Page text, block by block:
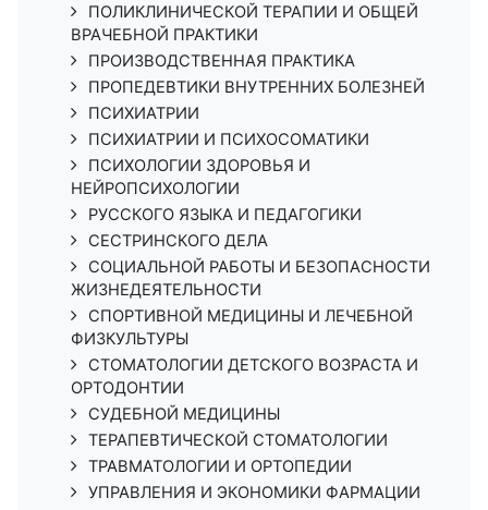
ПОЛИКЛИНИЧЕСКОЙ ТЕРАПИИ И ОБЩЕЙ
ВРАЧЕБНОЙ ПРАКТИКИ
ПРОИЗВОДСТВЕННАЯ ПРАКТИКА
ПРОПЕДЕВТИКИ ВНУТРЕННИХ БОЛЕЗНЕЙ
ПСИХИАТРИИ
ПСИХИАТРИИ И ПСИХОСОМАТИКИ
ПСИХОЛОГИИ ЗДОРОВЬЯ И
НЕЙРОПСИХОЛОГИИ
РУССКОГО ЯЗЫКА И ПЕДАГОГИКИ
СЕСТРИНСКОГО ДЕЛА
СОЦИАЛЬНОЙ РАБОТЫ И БЕЗОПАСНОСТИ
ЖИЗНЕДЕЯТЕЛЬНОСТИ
СПОРТИВНОЙ МЕДИЦИНЫ И ЛЕЧЕБНОЙ
ФИЗКУЛЬТУРЫ
СТОМАТОЛОГИИ ДЕТСКОГО ВОЗРАСТА И
ОРТОДОНТИИ
СУДЕБНОЙ МЕДИЦИНЫ
ТЕРАПЕВТИЧЕСКОЙ СТОМАТОЛОГИИ
ТРАВМАТОЛОГИИ И ОРТОПЕДИИ
УПРАВЛЕНИЯ И ЭКОНОМИКИ ФАРМАЦИИ